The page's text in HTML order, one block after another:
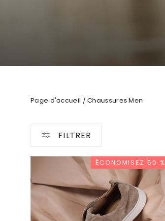
Page d'accueil /Chaussures Men
FILTRER
ÉCONOMISEZ 50 %